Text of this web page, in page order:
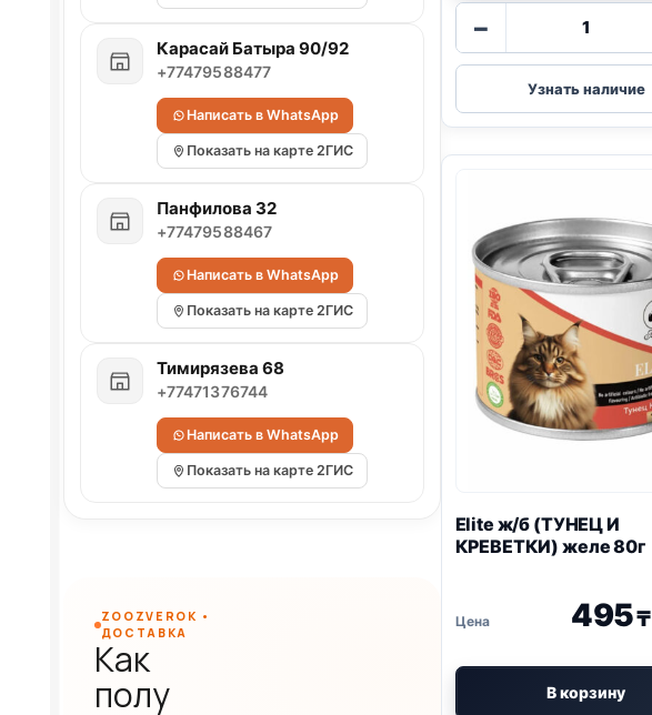
−
товара
Elite
ж/
(УТКА)
паштет
Узнать наличие
Elite ж/б (ТУНЕЦ И
КРЕВЕТКИ) желе 80г
495₸
В корзину
Карасай Батыра 90/92
+77479588477
Написать в WhatsApp
Показать на карте 2ГИС
Панфилова 32
+77479588467
Написать в WhatsApp
Показать на карте 2ГИС
Тимирязева 68
+77471376744
Написать в WhatsApp
Показать на карте 2ГИС
ZOOZVEROK •
ДОСТАВКА
Как
полу